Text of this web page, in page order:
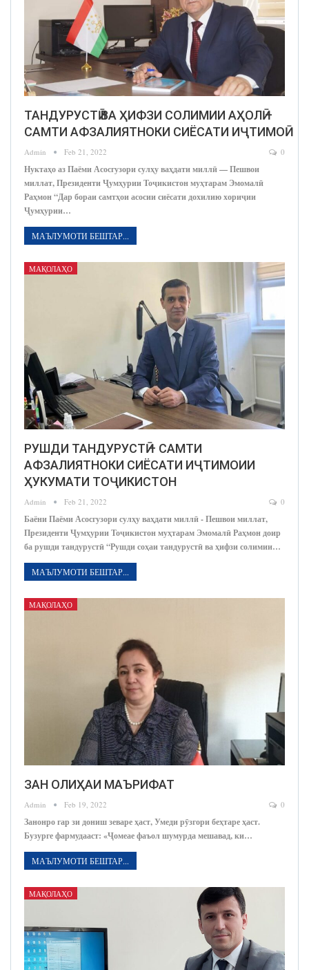
ТАНДУРУСТӢ ВА ҲИФЗИ СОЛИМИИ АҲОЛӢ –
САМТИ АФЗАЛИЯТНОКИ СИЁСАТИ ИҶТИМОӢ
Admin Feb 21, 2022 0
Нуктаҳо аз Паёми Асосгузори сулҳу ваҳдати миллӣ — Пешвои
миллат, Президенти Ҷумҳурии Тоҷикистон муҳтарам Эмомалӣ
Раҳмон “Дар бораи самтҳои асосии сиёсати дохилию хориҷии
Ҷумҳурии…
МАЪЛУМОТИ БЕШТАР...
МАҚОЛАҲО
РУШДИ ТАНДУРУСТӢ – САМТИ
АФЗАЛИЯТНОКИ СИЁСАТИ ИҶТИМОИИ
ҲУКУМАТИ ТОҶИКИСТОН
Admin Feb 21, 2022 0
Баёни Паёми Асосгузори сулҳу ваҳдати миллӣ - Пешвои миллат,
Президенти Ҷумҳурии Тоҷикистон муҳтарам Эмомалӣ Раҳмон доир
ба рушди тандурустӣ “Рушди соҳаи тандурустӣ ва ҳифзи солимии…
МАЪЛУМОТИ БЕШТАР...
МАҚОЛАҲО
ЗАН ОЛИҲАИ МАЪРИФАТ
Admin Feb 19, 2022 0
Занонро гар зи дониш зеваре ҳаст, Умеди рӯзгори беҳтаре ҳаст.
Бузурге фармудааст: «Ҷомеае фаъол шумурда мешавад, ки…
МАЪЛУМОТИ БЕШТАР...
МАҚОЛАҲО